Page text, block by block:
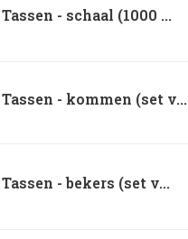
Tassen - schaal (1000 ...
Tassen - kommen (set v...
Tassen - bekers (set v...